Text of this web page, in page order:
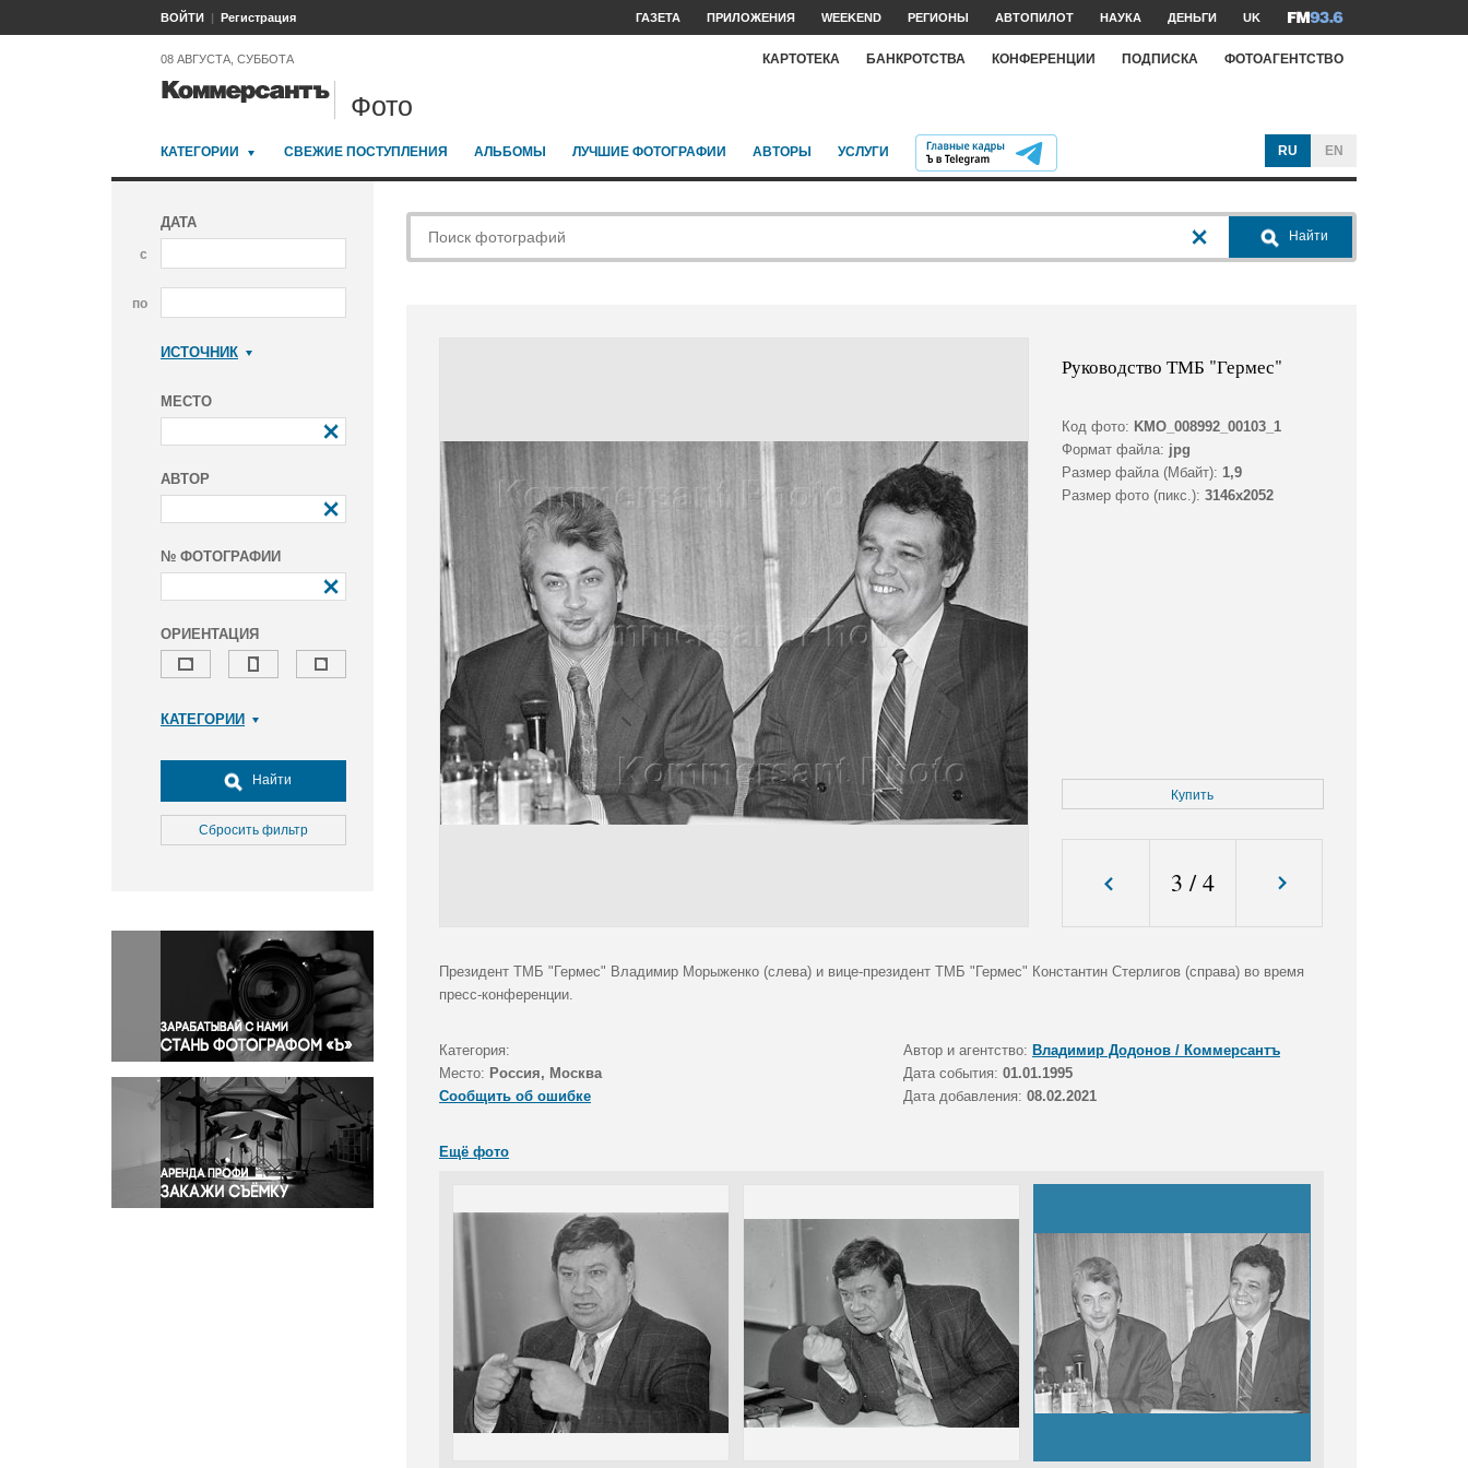
ВОЙТИ Регистрация ГАЗЕТА ПРИЛОЖЕНИЯ WEEKEND РЕГИОНЫ АВТОПИЛОТ НАУКА ДЕНЬГИ UK
08 АВГУСТА, СУББОТА КАРТОТЕКА БАНКРОТСТВА КОНФЕРЕНЦИИ ПОДПИСКА ФОТОАГЕНТСТВО
Фото
КАТЕГОРИИ СВЕЖИЕ ПОСТУПЛЕНИЯ АЛЬБОМЫ ЛУЧШИЕ ФОТОГРАФИИ АВТОРЫ УСЛУГИ RU EN
ДАТА
с
по
ИСТОЧНИК
МЕСТО
АВТОР
№ ФОТОГРАФИИ
ОРИЕНТАЦИЯ
КАТЕГОРИИ
Досуг, туризм и отдых
Культура
Медицина
Окружающая среда
Политика
Правосудие
Происшествия и конфликты
Религия
Светская жизнь
Спорт
Экология
Экономика и бизнес
Найти
Сбросить фильтр
Найти
Руководство ТМБ "Гермес"
Код фото: KMO_008992_00103_1
Формат файла: jpg
Размер файла (Мбайт): 1,9
Размер фото (пикс.): 3146x2052
Купить
3 /4
Президент ТМБ "Гермес" Владимир Морыженко (слева) и вице-президент ТМБ "Гермес" Константин Стерлигов (справа) во время
пресс-конференции.
Категория: Автор и агентство: Владимир Додонов / Коммерсантъ
Место: Россия, Москва Дата события: 01.01.1995
Сообщить об ошибке
Дата добавления: 08.02.2021
Ещё фото